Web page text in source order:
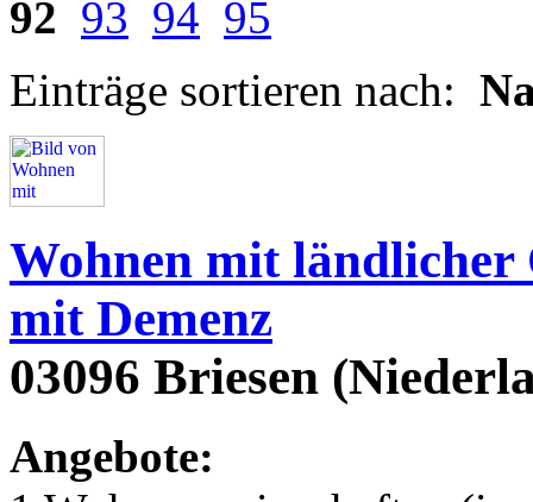
92 93 94 95
Einträge sortieren nach:
Wohnen mit
mit Demenz
03096 Briesen
Angebote: